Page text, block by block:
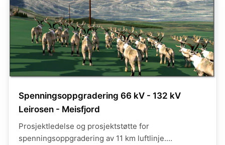
Spenningsoppgradering 66 kV - 132 kV
Leirosen - Meisfjord
Prosjektledelse og prosjektstøtte for
spenningsoppgradering av 11 km luftlinje.